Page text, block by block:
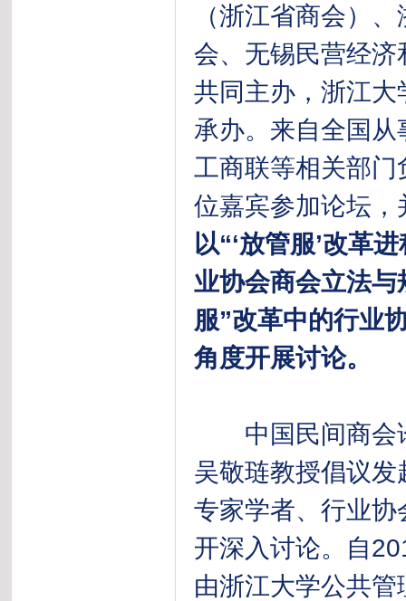
（浙江省商会）
会、无锡民营经
共同主办，浙江
承办。来自全国
工商联等相关部
位嘉宾参加论坛
以“‘放管服’改革
业协会商会立法
服”改革中的行业
角度开展讨论。
中国民间商会
吴敬琏教授倡议
专家学者、行业
开深入讨论。自
由浙江大学公共